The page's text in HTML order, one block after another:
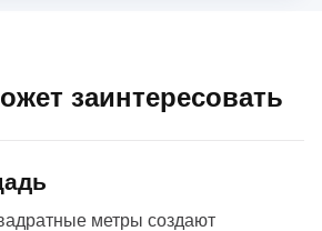
заинтересовать
метры создают